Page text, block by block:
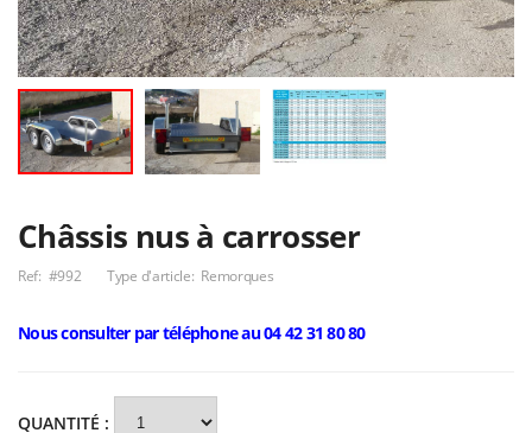
Remorques ECPC 2
m, 2m50 ou 3
mètres 1800 à
3500 kg
Nous consulter
Remorque pour
distribution de
gas-oil ADR
Nous consulter
Attelage pour VW
Polo hayon
50,00€
Plateaux très
robustes roues
Châssis nus à carrosser
Ref: #992 Type d'article: Remorques
Nous consulter par téléphone au 04 42 31 80 80
QUANTITÉ :